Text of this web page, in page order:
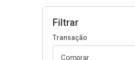
Filtrar
Transação